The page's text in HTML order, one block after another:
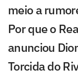
meio a
Por que o
anunciou
Torcida do